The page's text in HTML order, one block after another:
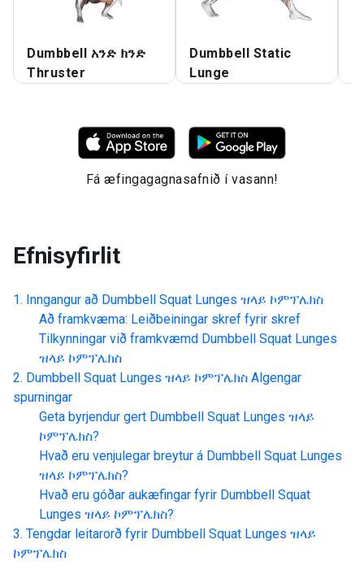
Dumbbell አንድ ክንድ
Thruster
Dumbbell Static
Lunge
Fá æfingagagnasafnið í vasann!
Efnisyfirlit
Inngangur að Dumbbell Squat Lunges ዝላይ ኮምፕሌክስ
Að framkvæma: Leiðbeiningar skref fyrir skref
Tilkynningar við framkvæmd Dumbbell Squat Lunges
ዝላይ ኮምፕሌክስ
Dumbbell Squat Lunges ዝላይ ኮምፕሌክስ Algengar
spurningar
Geta byrjendur gert Dumbbell Squat Lunges ዝላይ
ኮምፕሌክስ?
Hvað eru venjulegar breytur á Dumbbell Squat Lunges
ዝላይ ኮምፕሌክስ?
Hvað eru góðar aukæfingar fyrir Dumbbell Squat
Lunges ዝላይ ኮምፕሌክስ?
Tengdar leitarorð fyrir Dumbbell Squat Lunges ዝላይ
ኮምፕሌክስ